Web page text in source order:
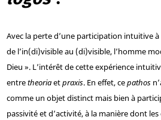
Avec la perte d’une participation intuitive
de l’in(di)visible au (di)visible, l’homme
Dieu ». L’intérêt de cette expérience
entretheoriaetpraxis. En effet, cepathos
comme un objet distinct mais bien à
passivité et d’activité, à la manière dont